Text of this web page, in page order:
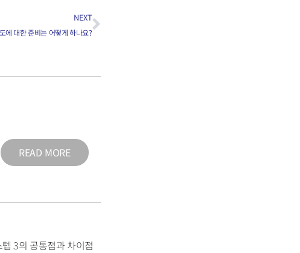
NEXT
에 대한 준비는 어떻게 하나요?
READ MORE
3의 공통점과 차이점